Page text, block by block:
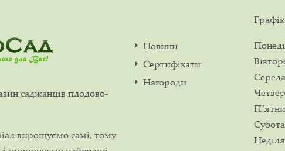
саджанців плодово-
вирощуємо самі, тому
Новини
Сертифікати
Нагороди
Середа
Четвер
Субота
Неділя